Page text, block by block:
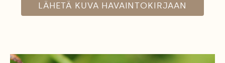
LÄHETÄ KUVA HAVAINTOKIRJAAN